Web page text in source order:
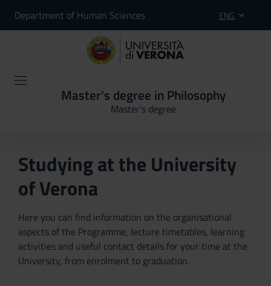
Department of Human Sciences ENG
Master's degree in Philosophy
Master’s degree
Studying at the University
of Verona
Here you can find information on the organisational
aspects of the Programme, lecture timetables, learning
activities and useful contact details for your time at the
University, from enrolment to graduation.